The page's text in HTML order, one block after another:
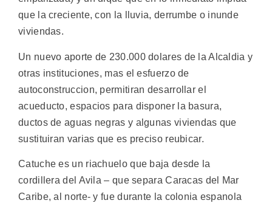
que la creciente, con la lluvia, derrumbe o inunde
viviendas.
Un nuevo aporte de 230.000 dolares de la Alcaldia y
otras instituciones, mas el esfuerzo de
autoconstruccion, permitiran desarrollar el
acueducto, espacios para disponer la basura,
ductos de aguas negras y algunas viviendas que
sustituiran varias que es preciso reubicar.
Catuche es un riachuelo que baja desde la
cordillera del Avila – que separa Caracas del Mar
Caribe, al norte- y fue durante la colonia espanola